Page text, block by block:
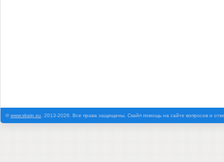
©www.skaip.su , 2013-2026. Все права защищены. Скайп помощь на сайте вопросов и